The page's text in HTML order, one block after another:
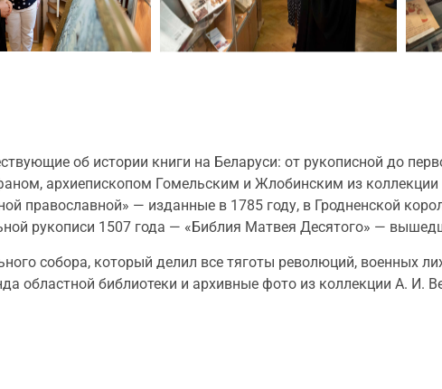
об истории книги на Беларуси: от рукописной до
архиепископом Гомельским и Жлобинским из коллекции
православной» — изданные в 1785 году, в Гродненской
рукописи 1507 года — «Библия Матвея Десятого» —
собора, который делил все тяготы революций, военных
областной библиотеки и архивные фото из коллекции А. И.